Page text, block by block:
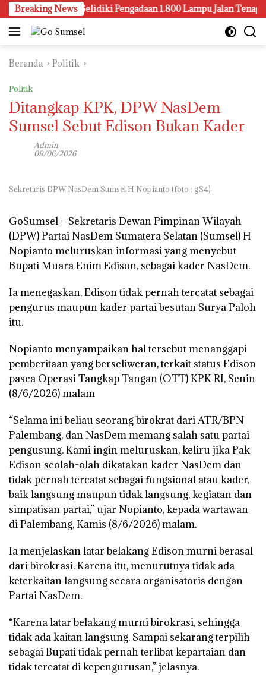
Langsung
ke
konten
Breaking News
Juga Selidiki Pengadaan 1.800 Lampu Jalan Tenaga
Beranda Politik
Politik
Ditangkap KPK, DPW NasDem
Sumsel Sebut Edison Bukan Kader
Admin
09/06/2026
Sekretaris DPW NasDem Sumsel H Nopianto (foto : gS4)
GoSumsel – Sekretaris Dewan Pimpinan Wilayah
(DPW) Partai NasDem Sumatera Selatan (Sumsel) H
Nopianto meluruskan informasi yang menyebut
Bupati Muara Enim Edison, sebagai kader NasDem.
Ia menegaskan, Edison tidak pernah tercatat sebagai
pengurus maupun kader partai besutan Surya Paloh
itu.
Nopianto menyampaikan hal tersebut menanggapi
pemberitaan yang berseliweran, terkait status Edison
pasca Operasi Tangkap Tangan (OTT) KPK RI, Senin
(8/6/2026) malam
“Selama ini beliau seorang birokrat dari ATR/BPN
Palembang, dan NasDem memang salah satu partai
pengusung. Kami ingin meluruskan, keliru jika Pak
Edison seolah-olah dikatakan kader NasDem dan
tidak pernah tercatat sebagai fungsional atau kader,
baik langsung maupun tidak langsung, kegiatan dan
simpatisan partai,” ujar Nopianto, kepada wartawan
di Palembang, Kamis (8/6/2026) malam.
Ia menjelaskan latar belakang Edison murni berasal
dari birokrasi. Karena itu, menurutnya tidak ada
keterkaitan langsung secara organisatoris dengan
Partai NasDem.
“Karena latar belakang murni birokrasi, sehingga
tidak ada kaitan langsung. Sampai sekarang terpilih
sebagai Bupati tidak pernah terlibat kepartaian dan
tidak tercatat di kepengurusan,” jelasnya.